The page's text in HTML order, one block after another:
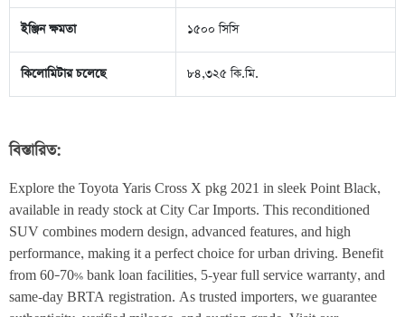
ইঞ্জিন ক্ষমতা ১৫০০ সিসি
কিলোমিটার চলেছে ৮৪,৩২৫ কি.মি.
বিস্তারিত:
Explore the Toyota Yaris Cross X pkg 2021 in sleek Point Black,
available in ready stock at City Car Imports. This reconditioned
SUV combines modern design, advanced features, and high
performance, making it a perfect choice for urban driving. Benefit
from 60–70% bank loan facilities, 5-year full service warranty, and
same-day BRTA registration. As trusted importers, we guarantee